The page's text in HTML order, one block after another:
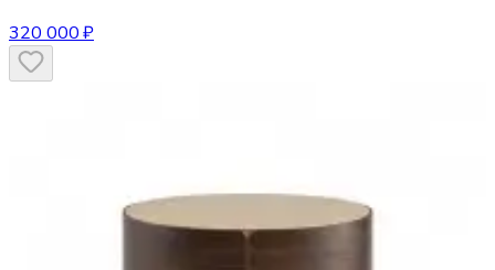
320 000 ₽